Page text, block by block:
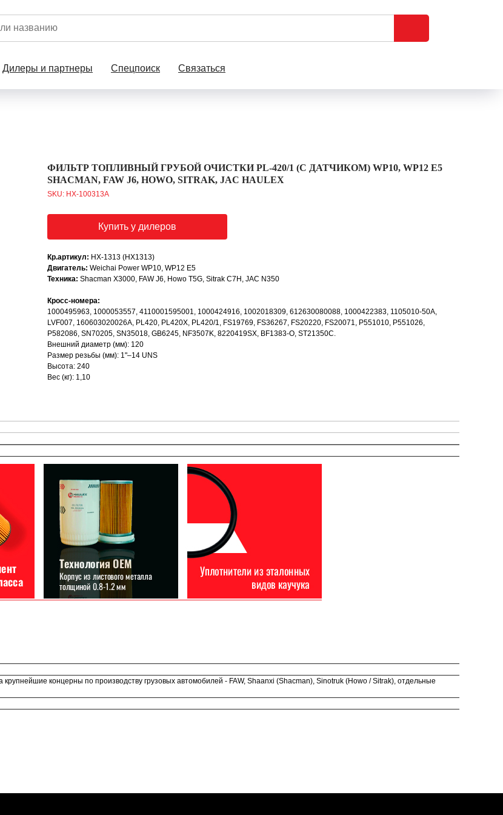
Дилеры и партнеры Спецпоиск Связаться
ФИЛЬТР ТОПЛИВНЫЙ ГРУБОЙ ОЧИСТКИ PL-420/1 (С ДАТЧИКОМ) WP10, WP12 E5
SHACMAN, FAW J6, HOWO, SITRAK, JAC HAULEX
SKU: HX-100313A
Купить у дилеров
Кр.артикул: HX-1313 (HX1313)
Двигатель: Weichai Power WP10, WP12 E5
Техника: Shacman X3000, FAW J6, Howo T5G, Sitrak C7H, JAC N350
Кросс-номера:
1000495963, 1000053557, 4110001595001, 1000424916, 1002018309, 612630080088, 1000422383, 1105010-50A,
LVF007, 160603020026A, PL420, PL420X, PL420/1, FS19769, FS36267, FS20220, FS20071, P551010, P551026,
P582086, SN70205, SN35018, GB6245, NF3507K, 8220419SX, BF1383-O, ST21350C.
Внешний диаметр (мм): 120
Размер резьбы (мм): 1"–14 UNS
Высота: 240
Вес (кг): 1,10
концерны по производству грузовых автомобилей - FAW, Shaanxi (Shacman), Sinotruk (Howo / Sitrak), отдельные